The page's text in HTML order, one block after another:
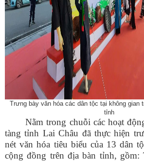
Trưng bày văn hóa các dân tộc tại không gian
tỉnh
Nằm trong chuỗi các hoạt
tàng tỉnh Lai Châu đãthực hiện
nét văn hóa tiêu biểu của 13 dân
cộng đồng trên địa bàn tỉnh, gồm: